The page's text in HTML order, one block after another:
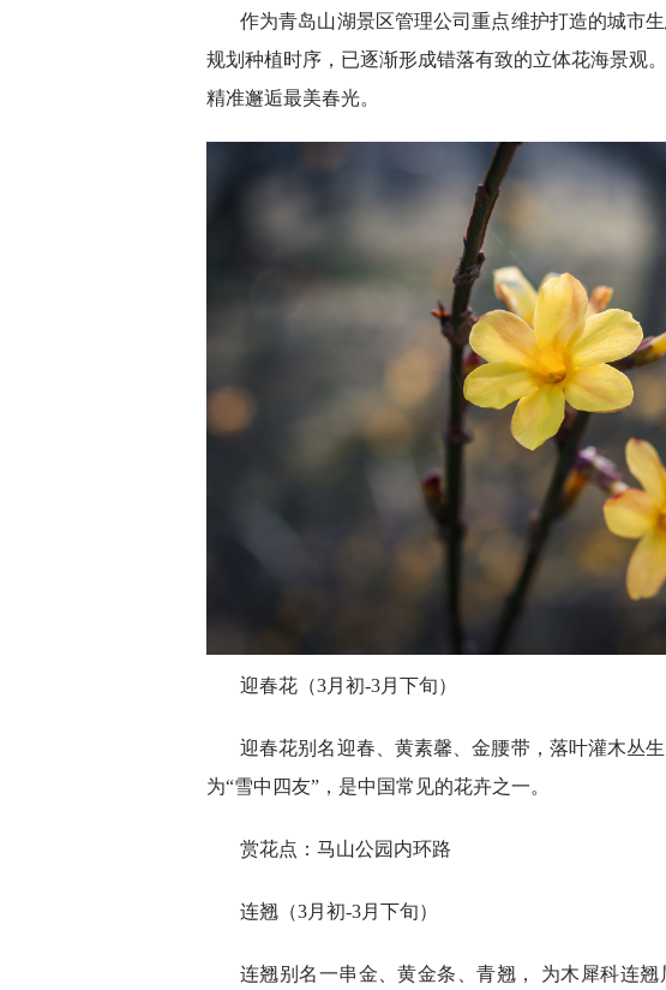
作为青岛山湖景区管理公司重点维护打造的城市
规划种植时序，已逐渐形成错落有致的立体花海景观
精准邂逅最美春光。
迎春花（3月初-3月下旬）
迎春花别名迎春、黄素馨、金腰带，落叶灌木丛
为“雪中四友”，是中国常见的花卉之一。
赏花点：马山公园内环路
连翘（3月初-3月下旬）
连翘别名一串金、黄金条、青翘， 为木犀科连